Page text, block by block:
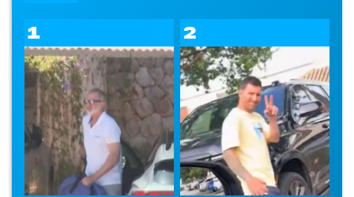
1 2